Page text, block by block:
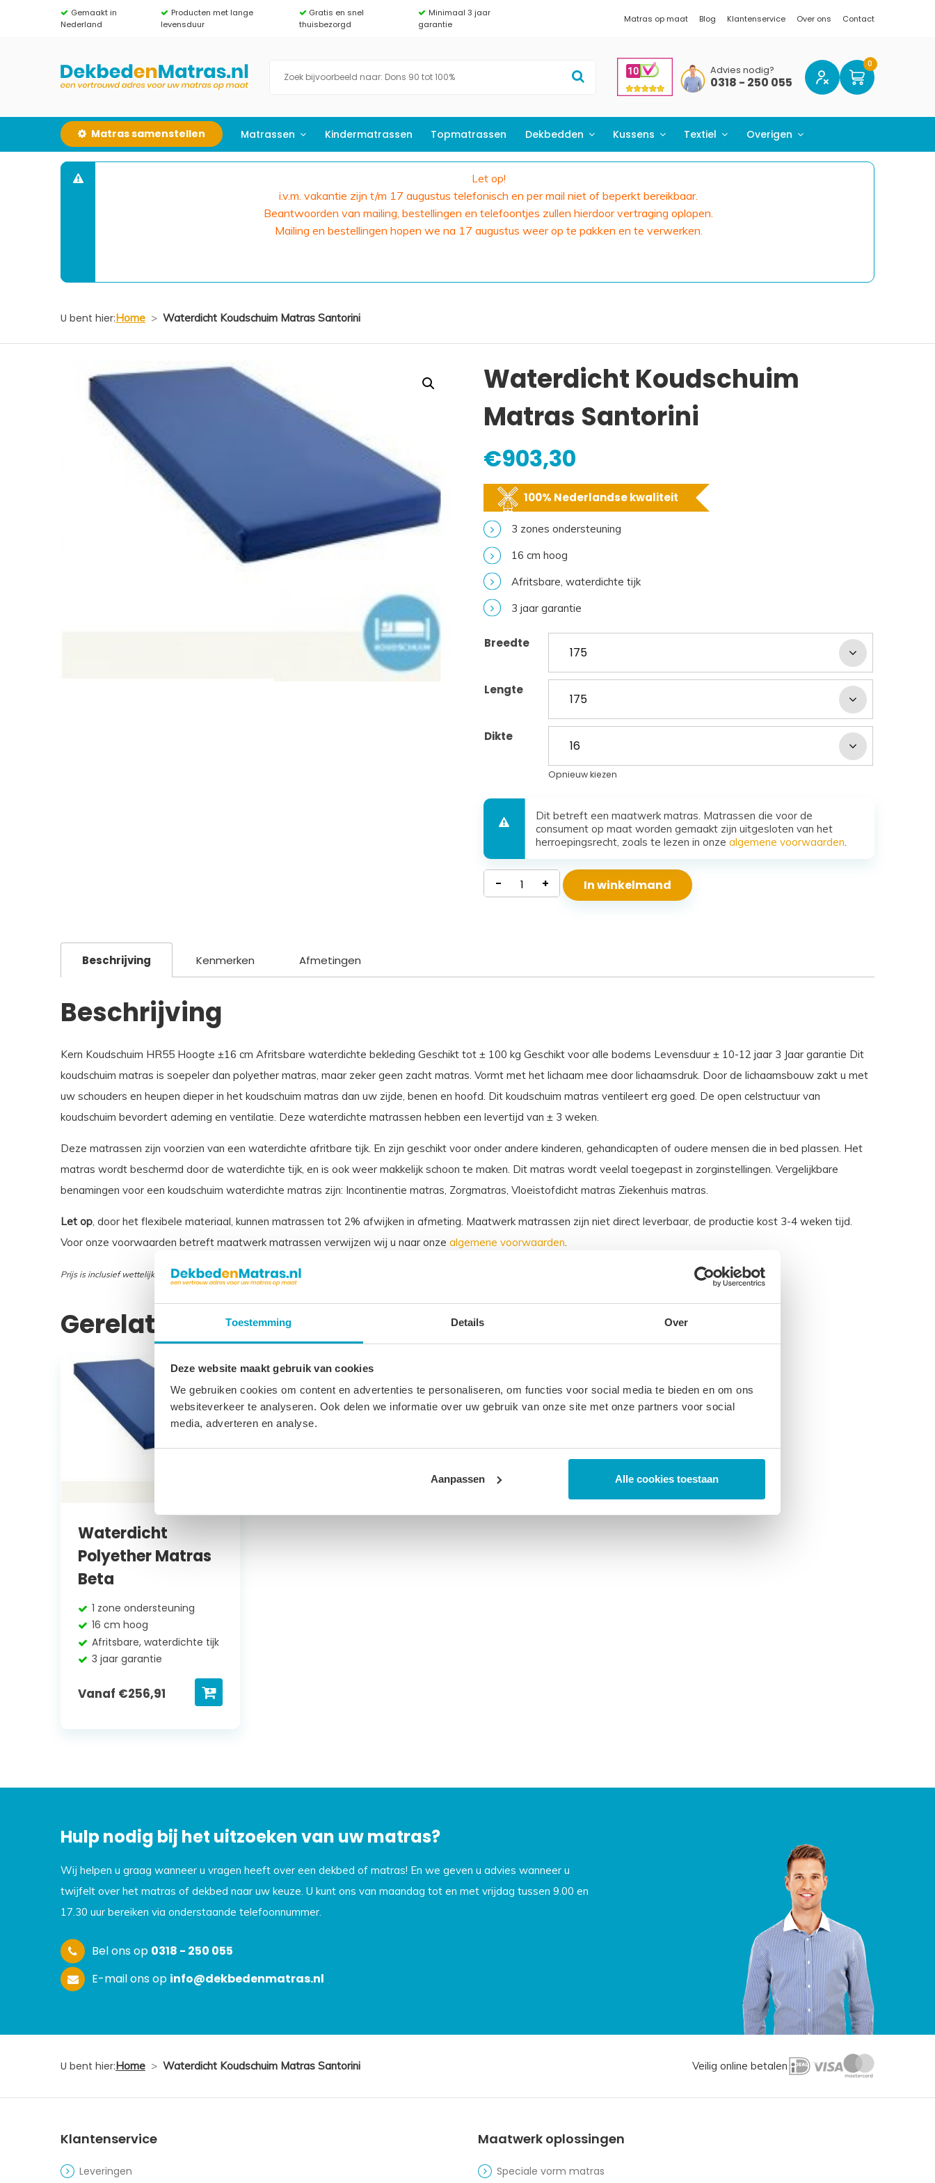
Toestemming Details Over
Deze website maakt gebruik van cookies
We gebruiken cookies om content en advertenties te personaliseren, om functies voor social media te bieden en om ons
websiteverkeer te analyseren. Ook delen we informatie over uw gebruik van onze site met onze partners voor social
media, adverteren en analyse.
Aanpassen Alle cookies toestaan
Gemaakt in
Nederland
Producten met lange
levensduur
Gratis en snel
thuisbezorgd
Minimaal 3 jaar
garantie
Matras op maat Blog Klantenservice Over ons Contact
Advies nodig?
0318 - 250 055
Matras samenstellen Matrassen Kindermatrassen Topmatrassen Dekbedden Kussens Textiel Overigen
Let op!
i.v.m. vakantie zijn t/m 17 augustus telefonisch en per mail niet of beperkt bereikbaar.
Beantwoorden van mailing, bestellingen en telefoontjes zullen hierdoor vertraging oplopen.
Mailing en bestellingen hopen we na 17 augustus weer op te pakken en te verwerken.
U bent hier:Home > Waterdicht Koudschuim Matras Santorini
Waterdicht Koudschuim
Matras Santorini
€903,30
100% Nederlandse kwaliteit
3 zones ondersteuning
16 cm hoog
Afritsbare, waterdichte tijk
3 jaar garantie
Breedte
Lengte
Dikte
Opnieuw kiezen
Dit betreft een maatwerk matras. Matrassen die voor de
consument op maat worden gemaakt zijn uitgesloten van het
herroepingsrecht, zoals te lezen in onzealgemene voorwaarden.
Koudschuim
- + In winkelmand
Beschrijving Kenmerken Afmetingen
Beschrijving
Kern Koudschuim HR55 Hoogte ±16 cm Afritsbare waterdichte bekleding Geschikt tot ± 100 kg Geschikt voor alle bodems Levensduur ± 10-12 jaar 3 Jaar garantie Dit
koudschuim matras is soepeler dan polyether matras, maar zeker geen zacht matras. Vormt met het lichaam mee door lichaamsdruk. Door de lichaamsbouw zakt u met
uw schouders en heupen dieper in het koudschuim matras dan uw zijde, benen en hoofd. Dit koudschuim matras ventileert erg goed. De open celstructuur van
koudschuim bevordert ademing en ventilatie. Deze waterdichte matrassen hebben een levertijd van ± 3 weken.
Deze matrassen zijn voorzien van een waterdichte afritbare tijk. En zijn geschikt voor onder andere kinderen, gehandicapten of oudere mensen die in bed plassen. Het
matras wordt beschermd door de waterdichte tijk, en is ook weer makkelijk schoon te maken. Dit matras wordt veelal toegepast in zorginstellingen. Vergelijkbare
benamingen voor een koudschuim waterdichte matras zijn: Incontinentie matras, Zorgmatras, Vloeistofdicht matras Ziekenhuis matras.
Let op, door het flexibele materiaal, kunnen matrassen tot 2% afwijken in afmeting. Maatwerk matrassen zijn niet direct leverbaar, de productie kost 3-4 weken tijd.
Voor onze voorwaarden betreft maatwerk matrassen verwijzen wij u naar onze algemene voorwaarden.
Prijs is inclusief wettelijke verwijderingsbijdrage
Gerelateerde producten
Waterdicht
Polyether Matras
Beta
1 zone ondersteuning
16 cm hoog
Afritsbare, waterdichte tijk
3 jaar garantie
Vanaf €256,91
Hulp nodig bij het uitzoeken van uw matras?
Wij helpen u graag wanneer u vragen heeft over een dekbed of matras! En we geven u advies wanneer u
twijfelt over het matras of dekbed naar uw keuze. U kunt ons van maandag tot en met vrijdag tussen 9.00 en
17.30 uur bereiken via onderstaande telefoonnummer.
Bel ons op 0318 - 250 055
E-mail ons op info@dekbedenmatras.nl
U bent hier:Home > Waterdicht Koudschuim Matras Santorini Veilig online betalen
Klantenservice
Leveringen
Maatwerk oplossingen
Speciale vorm matras